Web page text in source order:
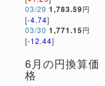
03/29 1,783.59円
[-4.74]
03/30 1,771.15円
[-12.44]
6月の円換算価
格